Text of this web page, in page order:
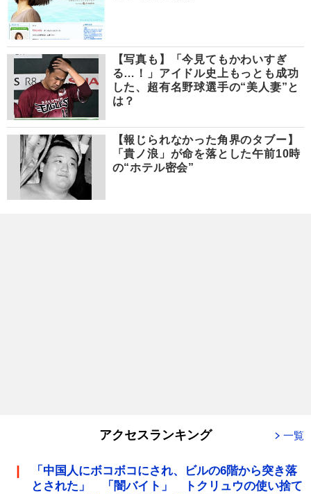
【写真も】「今見てもかわいすぎ
る…！」アイドル史上もっとも成功
した、超有名野球選手の“美人妻”と
は？
【報じられなかった角界のタブー】
「貴ノ浪」が命を落とした午前10時
の“ホテル密会”
アクセスランキング 一覧
「中国人にボコボコにされ、ビルの6階から突き落
とされた」 「闇バイト」 トクリュウの使い捨て